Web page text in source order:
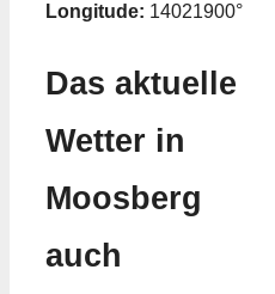
Longitude: 14021900°
Das aktuelle
Wetter in
Moosberg
auch